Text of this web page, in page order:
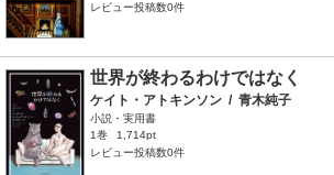
レビュー投稿数0件
世界が終わるわけではなく
ケイト・アトキンソン / 青木純子
小説・実用書
1巻
1,714pt
レビュー投稿数0件